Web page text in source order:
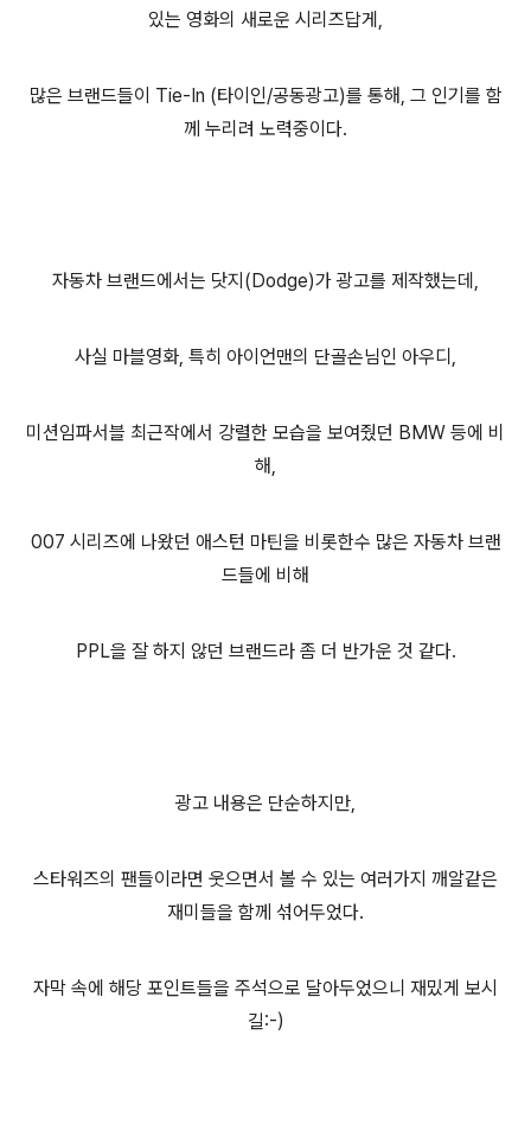
있는 영화의 새로운 시리즈답게,
많은 브랜드들이 Tie-In (타이인/공동광고)를 통해, 그 인기를 함
께 누리려 노력중이다.
자동차 브랜드에서는 닷지(Dodge)가 광고를 제작했는데,
사실 마블영화, 특히 아이언맨의 단골손님인 아우디,
미션임파서블 최근작에서 강렬한 모습을 보여줬던 BMW 등에 비
해,
007 시리즈에 나왔던 애스턴 마틴을 비롯한수 많은 자동차 브랜
드들에 비해
PPL을 잘 하지 않던 브랜드라 좀 더 반가운 것 같다.
광고 내용은 단순하지만,
스타워즈의 팬들이라면 웃으면서 볼 수 있는 여러가지 깨알같은
재미들을 함께 섞어두었다.
자막 속에 해당 포인트들을 주석으로 달아두었으니 재밌게 보시
길:-)